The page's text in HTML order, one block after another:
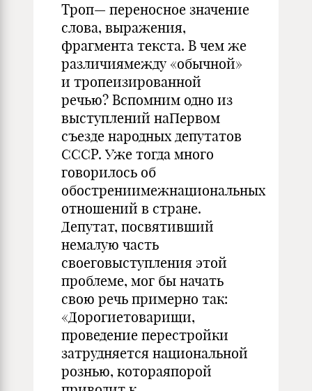
Троп— переносное значение
слова, выражения,
фрагмента текста. В чем же
различиямежду «обычной»
и тропеизированной
речью? Вспомним одно из
выступлений наПервом
съезде народных депутатов
СССР. Уже тогда много
говорилось об
обострениимежнациональных
отношений в стране.
Депутат, посвятивший
немалую часть
своеговыступления этой
проблеме, мог бы начать
свою речь примерно так:
«Дорогиетоварищи,
проведение перестройки
затрудняется национальной
рознью, котораяпорой